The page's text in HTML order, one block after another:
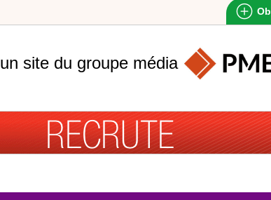
un site du groupe média